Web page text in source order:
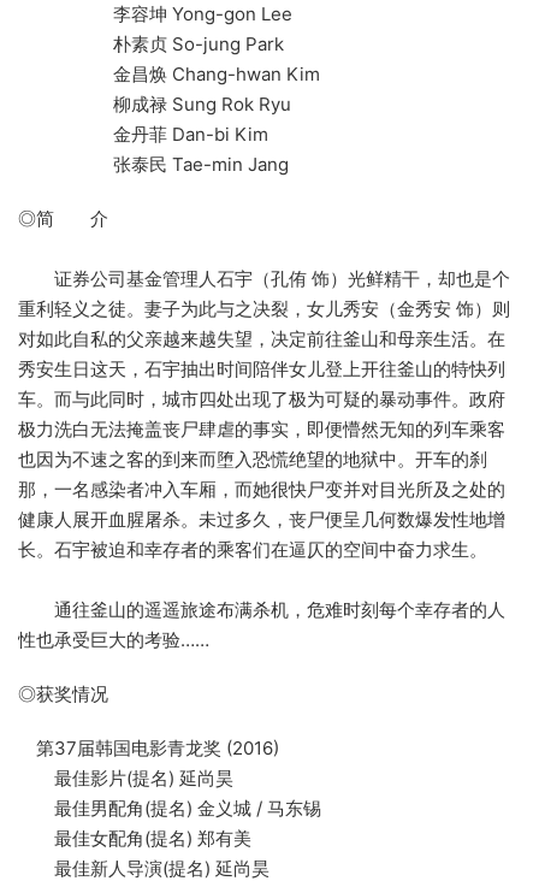
李容坤 Yong-gon Lee
朴素贞 So-jung Park
金昌焕 Chang-hwan Kim
柳成禄 Sung Rok Ryu
金丹菲 Dan-bi Kim
张泰民 Tae-min Jang
◎简 介
证券公司基金管理人石宇（孔侑 饰）光鲜精干，却也是个
重利轻义之徒。妻子为此与之决裂，女儿秀安（金秀安 饰）则
对如此自私的父亲越来越失望，决定前往釜山和母亲生活。在
秀安生日这天，石宇抽出时间陪伴女儿登上开往釜山的特快列
车。而与此同时，城市四处出现了极为可疑的暴动事件。政府
极力洗白无法掩盖丧尸肆虐的事实，即便懵然无知的列车乘客
也因为不速之客的到来而堕入恐慌绝望的地狱中。开车的刹
那，一名感染者冲入车厢，而她很快尸变并对目光所及之处的
健康人展开血腥屠杀。未过多久，丧尸便呈几何数爆发性地增
长。石宇被迫和幸存者的乘客们在逼仄的空间中奋力求生。
通往釜山的遥遥旅途布满杀机，危难时刻每个幸存者的人
性也承受巨大的考验……
◎获奖情况
第37届韩国电影青龙奖 (2016)
最佳影片(提名) 延尚昊
最佳男配角(提名) 金义城 / 马东锡
最佳女配角(提名) 郑有美
最佳新人导演(提名) 延尚昊